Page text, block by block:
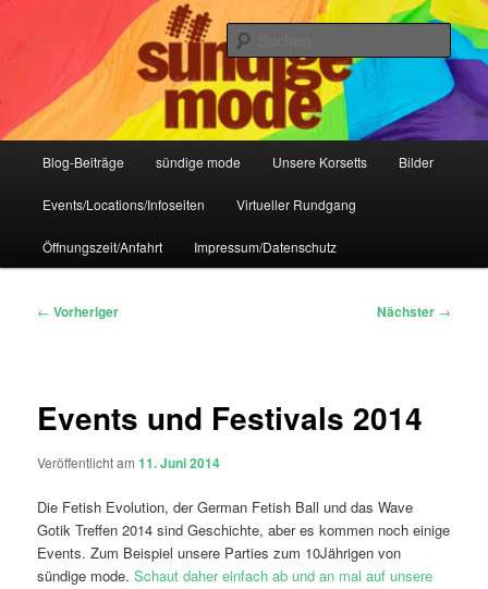
Sündige Mode Frankfurt
IHR Laden für Korsetts, Lifestyle-Mode, Club- und Dark-Wear seit 2004
Blog-Beiträge sündige mode Unsere Korsetts Bilder
Events/Locations/Infoseiten Virtueller Rundgang
Öffnungszeit/Anfahrt Impressum/Datenschutz
Beitragsnavigation
← Vorheriger Nächster →
Events und Festivals 2014
Veröffentlicht am11. Juni 2014
Die Fetish Evolution, der German Fetish Ball und das Wave
Gotik Treffen 2014 sind Geschichte, aber es kommen noch einige
Events. Zum Beispiel unsere Parties zum 10Jährigen von
sündige mode.Schaut daher einfach ab und an mal auf unsere